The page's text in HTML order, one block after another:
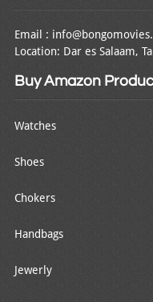
Email :
Location: Dar es Salaam,
Buy Amazon
Watches
Shoes
Chokers
Handbags
Jewerly